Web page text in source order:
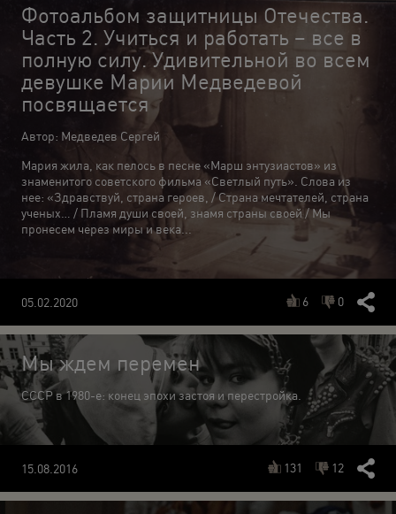
Фотоальбом защитницы Отечества.
Часть 2. Учиться и работать – все в
полную силу. Удивительной во всем
девушке Марии Медведевой
посвящается
Автор: Медведев Сергей
Мария жила, как пелось в песне «Марш энтузиастов» из
знаменитого советского фильма «Светлый путь». Слова из
нее: «Здравствуй, страна героев, / Страна мечтателей, страна
ученых… / Пламя души своей, знамя страны своей / Мы
пронесем через миры и века...
05.02.2020 6 0
Мы ждем перемен
СССР в 1980-е: конец эпохи застоя и перестройка.
15.08.2016 131 12